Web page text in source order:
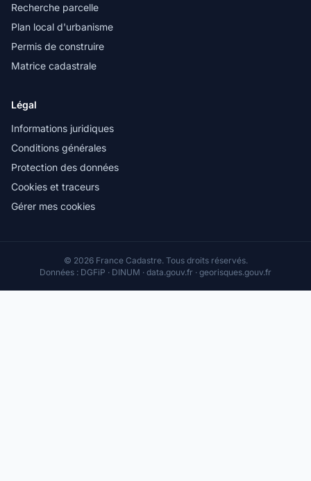
Recherche parcelle
Plan local d'urbanisme
Permis de construire
Matrice cadastrale
Légal
Informations juridiques
Conditions générales
Protection des données
Cookies et traceurs
Gérer mes cookies
© 2026 France Cadastre. Tous droits réservés.
Données : DGFiP · DINUM · data.gouv.fr · georisques.gouv.fr